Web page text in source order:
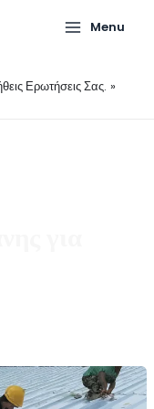
Menu
Ερωτήσεις Σας.